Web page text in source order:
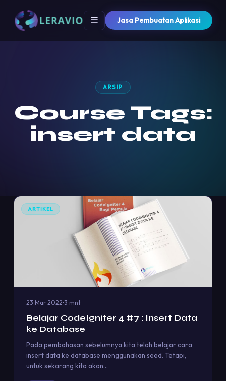
☰ Jasa Pembuatan Aplikasi
ARSIP
Course Tags:
insert data
ARTIKEL
23 Mar 2022 3 mnt
Belajar CodeIgniter 4 #7 : Insert Data
ke Database
Pada pembahasan sebelumnya kita telah belajar cara
insert data ke database menggunakan seed. Tetapi,
untuk sekarang kita akan…